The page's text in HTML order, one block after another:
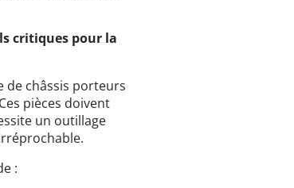
critiques pour la
de châssis porteurs
pièces doivent
un outillage
: